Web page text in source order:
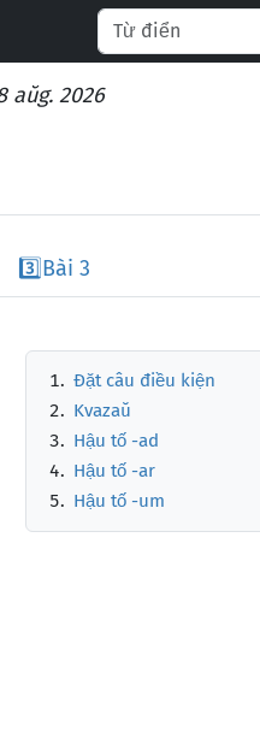
2026
3️⃣Bài 3
Đặt câu điều kiện
Kvazaŭ
Hậu tố -ad
Hậu tố -ar
Hậu tố -um